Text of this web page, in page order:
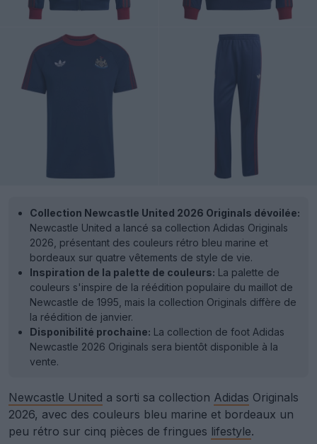
Collection Newcastle United 2026 Originals dévoilée:
Newcastle United a lancé sa collection Adidas Originals
2026, présentant des couleurs rétro bleu marine et
bordeaux sur quatre vêtements de style de vie.
Inspiration de la palette de couleurs: La palette de
couleurs s'inspire de la réédition populaire du maillot de
Newcastle de 1995, mais la collection Originals diffère de
la réédition de janvier.
Disponibilité prochaine: La collection de foot Adidas
Newcastle 2026 Originals sera bientôt disponible à la
vente.
Newcastle United a sorti sa collection Adidas Originals
2026, avec des couleurs bleu marine et bordeaux un
peu rétro sur cinq pièces de fringues lifestyle.